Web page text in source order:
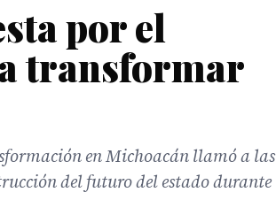
por el
transformar
en Michoacán llamó a las
del futuro del estado durante